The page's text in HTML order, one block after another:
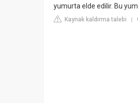
yumurta elde edilir. Bu
Kaynak kaldırma talebi